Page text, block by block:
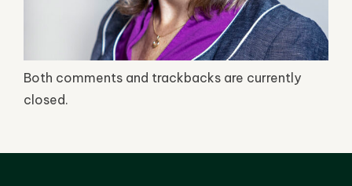
Both comments and trackbacks are currently
closed.